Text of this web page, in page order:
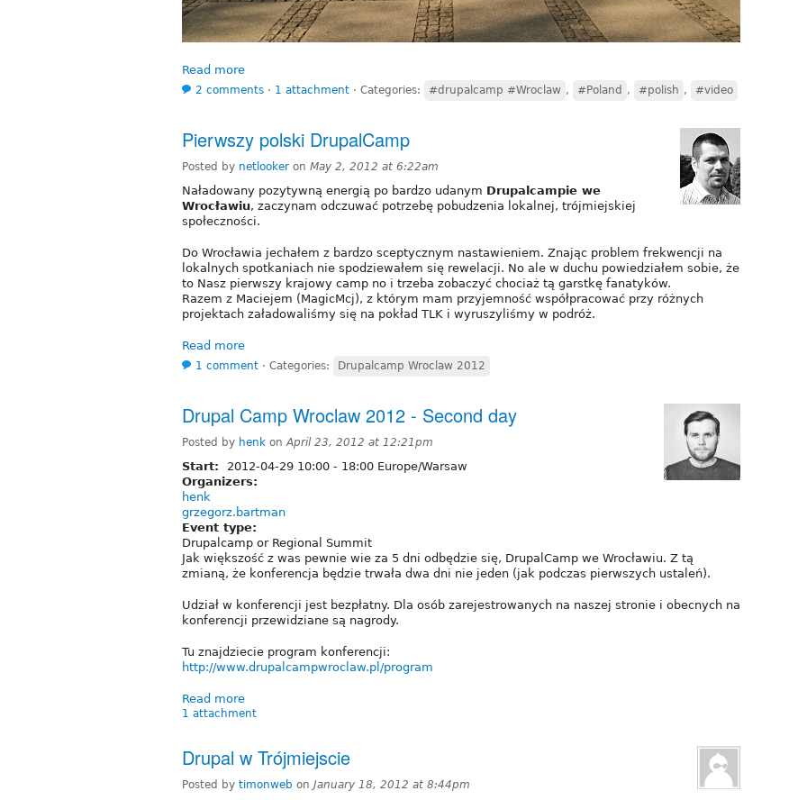
Read more
2 comments ⋅ 1 attachment ⋅ Categories: #drupalcamp #Wroclaw , #Poland , #polish , #video
Pierwszy polski DrupalCamp
Posted by netlooker on May 2, 2012 at 6:22am
Naładowany pozytywną energią po bardzo udanym Drupalcampie we
Wrocławiu, zaczynam odczuwać potrzebę pobudzenia lokalnej, trójmiejskiej
społeczności.
Do Wrocławia jechałem z bardzo sceptycznym nastawieniem. Znając problem frekwencji na
lokalnych spotkaniach nie spodziewałem się rewelacji. No ale w duchu powiedziałem sobie, że
to Nasz pierwszy krajowy camp no i trzeba zobaczyć chociaż tą garstkę fanatyków.
Razem z Maciejem (MagicMcj), z którym mam przyjemność współpracować przy różnych
projektach załadowaliśmy się na pokład TLK i wyruszyliśmy w podróż.
Read more
1 comment ⋅ Categories: Drupalcamp Wroclaw 2012
Drupal Camp Wroclaw 2012 - Second day
Posted by henk onApril 23, 2012 at 12:21pm
Start: 2012-04-29 10:00 - 18:00 Europe/Warsaw
Organizers:
henk
grzegorz.bartman
Event type:
Drupalcamp or Regional Summit
Jak większość z was pewnie wie za 5 dni odbędzie się, DrupalCamp we Wrocławiu. Z tą
zmianą, że konferencja będzie trwała dwa dni nie jeden (jak podczas pierwszych ustaleń).
Udział w konferencji jest bezpłatny. Dla osób zarejestrowanych na naszej stronie i obecnych na
konferencji przewidziane są nagrody.
Tu znajdziecie program konferencji:
http://www.drupalcampwroclaw.pl/program
Read more
1 attachment
Drupal w Trójmiejscie
Posted by timonweb on January 18, 2012 at 8:44pm